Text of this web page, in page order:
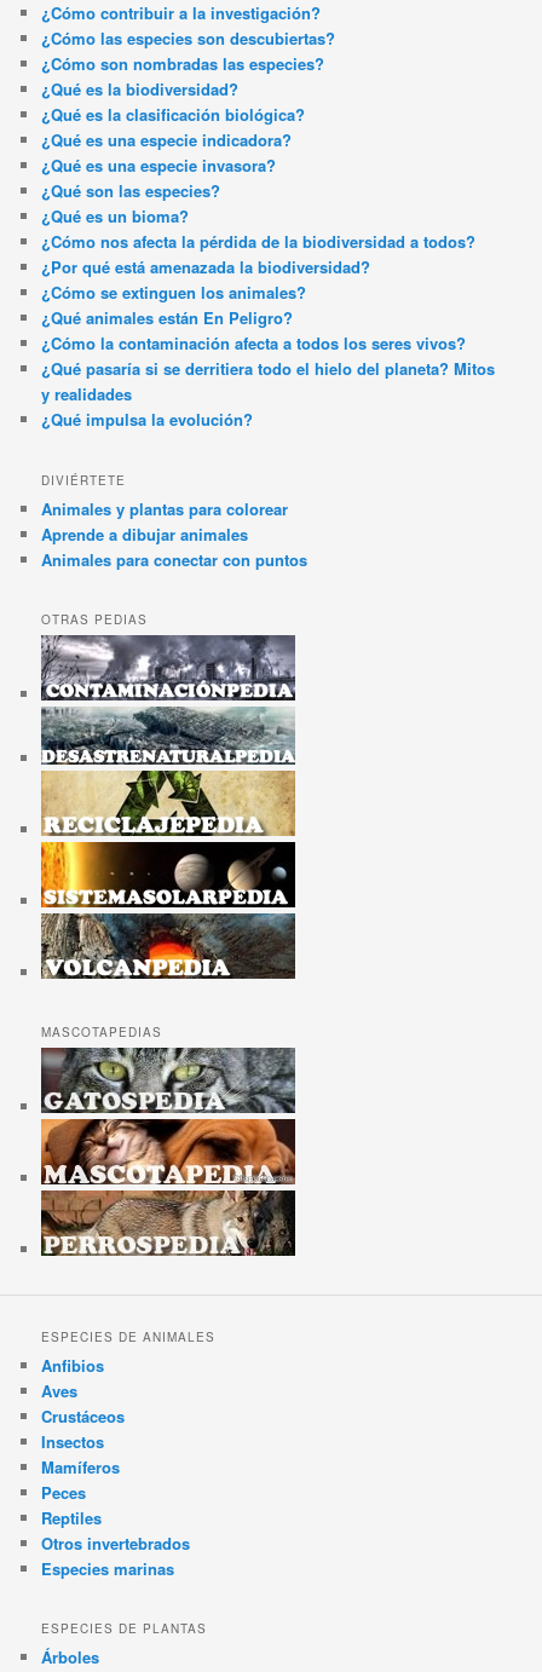
¿Cómo contribuir a la investigación?
¿Cómo las especies son descubiertas?
¿Cómo son nombradas las especies?
¿Qué es la biodiversidad?
¿Qué es la clasificación biológica?
¿Qué es una especie indicadora?
¿Qué es una especie invasora?
¿Qué son las especies?
¿Qué es un bioma?
¿Cómo nos afecta la pérdida de la biodiversidad a todos?
¿Por qué está amenazada la biodiversidad?
¿Cómo se extinguen los animales?
¿Qué animales están En Peligro?
¿Cómo la contaminación afecta a todos los seres vivos?
¿Qué pasaría si se derritiera todo el hielo del planeta? Mitos
y realidades
¿Qué impulsa la evolución?
DIVIÉRTETE
Animales y plantas para colorear
Aprende a dibujar animales
Animales para conectar con puntos
OTRAS PEDIAS
MASCOTAPEDIAS
ESPECIES DE ANIMALES
Anfibios
Aves
Crustáceos
Insectos
Mamíferos
Peces
Reptiles
Otros invertebrados
Especies marinas
ESPECIES DE PLANTAS
Árboles